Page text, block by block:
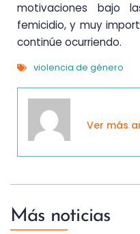
motivaciones bajo
femicidio, y muy
continúe ocurriendo.
violencia de género
Ver más
Más noticias